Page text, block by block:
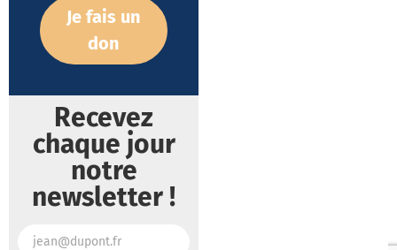
Je fais un
don
Recevez
chaque jour
notre
newsletter !